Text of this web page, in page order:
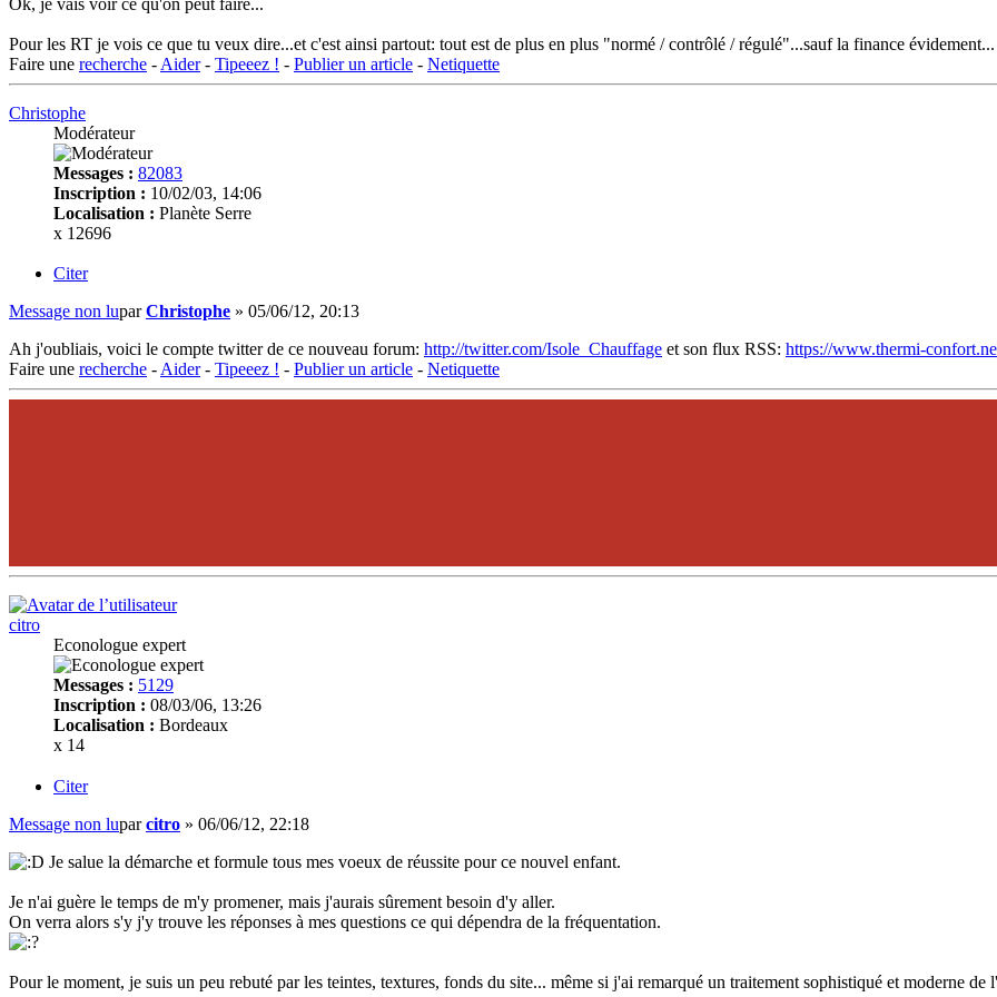
Pour les RT je vois ce que tu veux dire...et c'est ainsi partout: tout est de plus en plus "normé / contrôlé / régulé"...sauf la finance évidement...
Faire une recherche - Aider- Tipeeez ! - Publier un article - Netiquette
Christophe
Modérateur
Messages : 82083
Inscription : 10/02/03, 14:06
Localisation : Planète Serre
x 12696
Citer
Message non luparChristophe » 05/06/12, 20:13
Ah j'oubliais, voici le compte twitter de ce nouveau forum: http://twitter.com/Isole_Chauffage et son flux RSS: https://www.thermi-
Faire une recherche -Aider- Tipeeez ! - Publier un article - Netiquette
citro
Econologue expert
Messages : 5129
Inscription : 08/03/06, 13:26
Localisation : Bordeaux
x 14
Citer
Message non luparcitro » 06/06/12, 22:18
Je salue la démarche et formule tous mes voeux de réussite pour ce nouvel enfant.
Je n'ai guère le temps de m'y promener, mais j'aurais sûrement besoin d'y aller.
On verra alors s'y j'y trouve les réponses à mes questions ce qui dépendra de la fréquentation.
Pour le moment, je suis un peu rebuté par les teintes, textures, fonds du site... même si j'ai remarqué un traitement sophistiqué et moderne